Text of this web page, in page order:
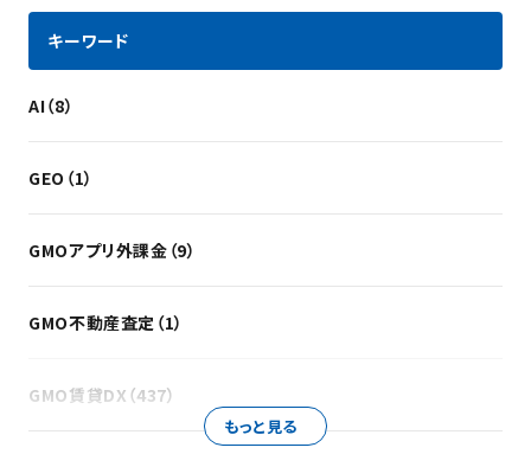
キーワード
AI（8）
GEO（1）
GMOアプリ外課金（9）
GMO不動産査定（1）
GMO賃貸DX（437）
もっと見る